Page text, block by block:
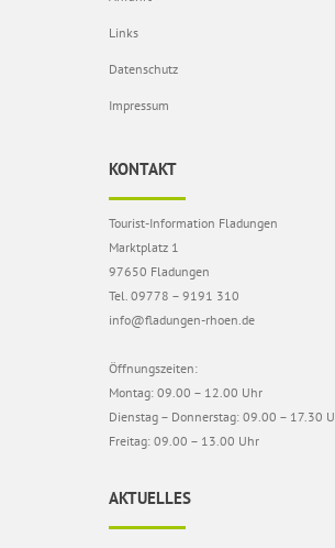
Links
Datenschutz
Impressum
KONTAKT
Tourist-Information Fladungen
Marktplatz 1
97650 Fladungen
Tel. 09778 – 9191 310
info@fladungen-rhoen.de
Öffnungszeiten:
Montag: 09.00 – 12.00 Uhr
Dienstag – Donnerstag: 09.00 – 17.30
Freitag: 09.00 – 13.00 Uhr
AKTUELLES